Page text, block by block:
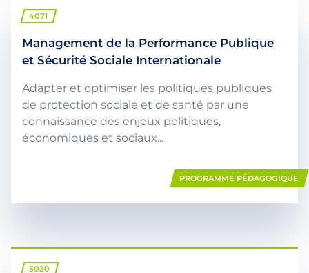
4071
Management de la Performance Publique
et Sécurité Sociale Internationale
Adapter et optimiser les politiques publiques
de protection sociale et de santé par une
connaissance des enjeux politiques,
économiques et sociaux...
PROGRAMME PÉDAGOGIQUE
5020